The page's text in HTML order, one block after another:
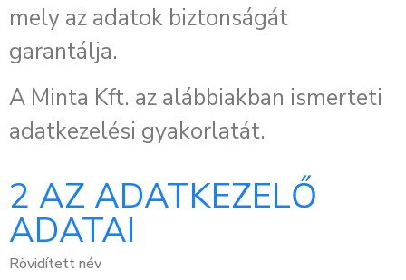
mely az adatok biztonságát
garantálja.
A Minta Kft. az alábbiakban ismerteti
adatkezelési gyakorlatát.
2 AZ ADATKEZELŐ
ADATAI
Rövidített név